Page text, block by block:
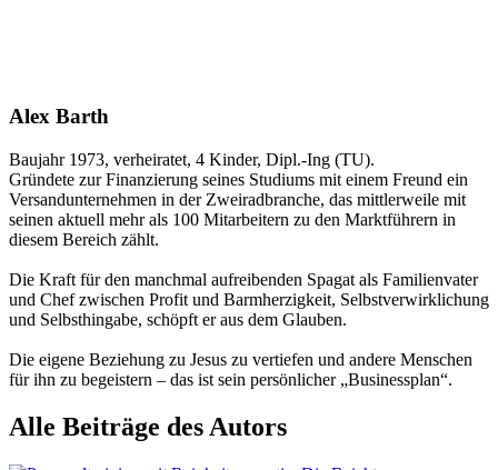
Alex Barth
Baujahr 1973, verheiratet, 4 Kinder, Dipl.-Ing (TU).
Gründete zur Finanzierung seines Studiums mit einem Freund ein
Versandunternehmen in der Zweiradbranche, das mittlerweile mit
seinen aktuell mehr als 100 Mitarbeitern zu den Marktführern in
diesem Bereich zählt.
Die Kraft für den manchmal aufreibenden Spagat als Familienvater
und Chef zwischen Profit und Barmherzigkeit, Selbstverwirklichung
und Selbsthingabe, schöpft er aus dem Glauben.
Die eigene Beziehung zu Jesus zu vertiefen und andere Menschen
für ihn zu begeistern – das ist sein persönlicher „Businessplan“.
Alle Beiträge des Autors